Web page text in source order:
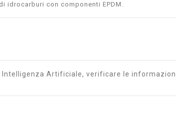
idrocarburi con componenti EPDM.
Intelligenza Artificiale, verificare le